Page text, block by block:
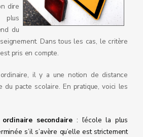
dire
du
Dans tous les cas, le critère
pris en compte.
ordinaire, il y a une notion de distance
du pacte scolaire. En pratique, voici les
ordinaire secondaire : l’école la plus
s’il s’avère qu’elle est strictement